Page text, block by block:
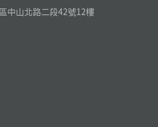
中山北路二段42號12樓